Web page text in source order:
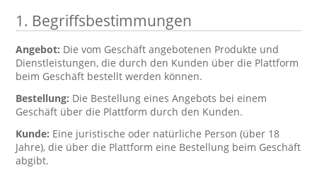
1. Begriffsbestimmungen
Angebot: Die vom Geschäft angebotenen Produkte und
Dienstleistungen, die durch den Kunden über die Plattform
beim Geschäft bestellt werden können.
Bestellung: Die Bestellung eines Angebots bei einem
Geschäft über die Plattform durch den Kunden.
Kunde: Eine juristische oder natürliche Person (über 18
Jahre), die über die Plattform eine Bestellung beim Geschäft
abgibt.